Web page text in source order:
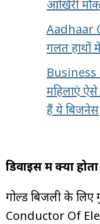
आखिरी
Aadhaar
गलत हाथों
महिलाएं ऐसे
हैं ये बिजनेस
डिवाइस में क्यों
गोल्ड बिजली के
Conductor Of